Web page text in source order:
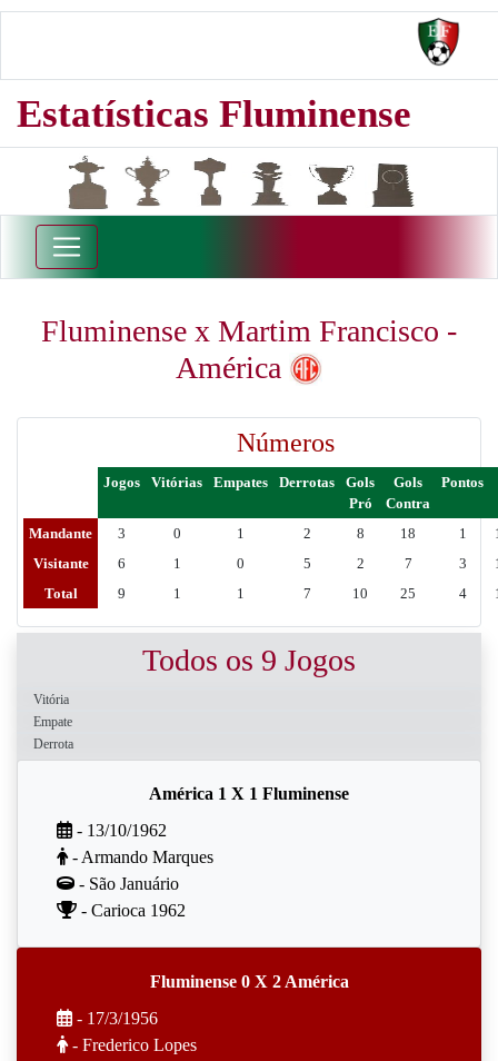
Estatísticas Fluminense
Fluminense x Martim Francisco -
América
Números
Jogos Vitórias Empates Derrotas
Gols
Pró
Gols
Contra
Pontos
Mandante 3 0 1 2 8 18 1
Visitante
6 1 0 5 2 7 3
Total
9 1 1 7 10 25 4
Todos os 9 Jogos
Vitória
Empate
Derrota
América 1 X 1 Fluminense
- 13/10/1962
- Armando Marques
- São Januário
- Carioca 1962
Fluminense 0 X 2 América
- 17/3/1956
- Frederico Lopes